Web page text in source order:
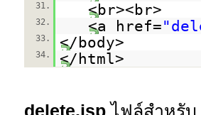
31.
<br><br>
32. <a href=
33. </body>
34. </html>
delete.jsp ไฟล์สำหรับ